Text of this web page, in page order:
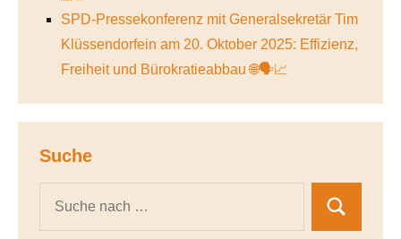
SPD-Pressekonferenz mit Generalsekretär Tim
Klüssendorfein am 20. Oktober 2025: Effizienz,
Freiheit und Bürokratieabbau 🌐🗣️📈
Suche